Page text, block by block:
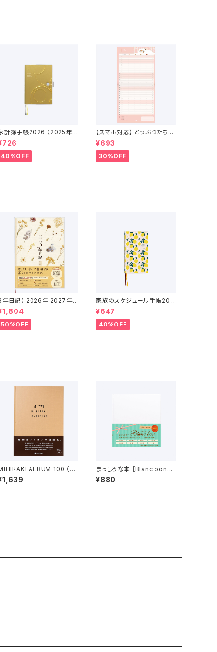
計簿手帳2026 （2025年1
月〜2027年1月）
40%OFF
【スマホ対応】 どうぶつたちの
スケジュールカレンダー 202
6年 1月始まり
¥693
30%OFF
年日記（ 2026年 2027年 2
年 ）
50%OFF
家族のスケジュール手帳202
6（2025年12月〜2027年1
月）
¥647
40%OFF
ALBUM 100 （見
きアルバム100）大容量スク
ップブック
まっしろな本 ［Blanc bon
（ブランボン）]
¥880